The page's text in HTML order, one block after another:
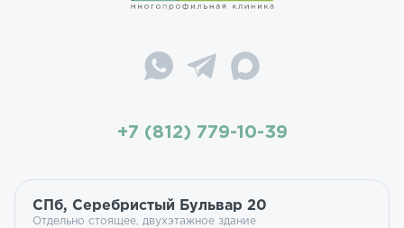
+7 (812) 779-10-39
СПб, Серебристый Бульвар 20
Отдельно стоящее, двухэтажное здание